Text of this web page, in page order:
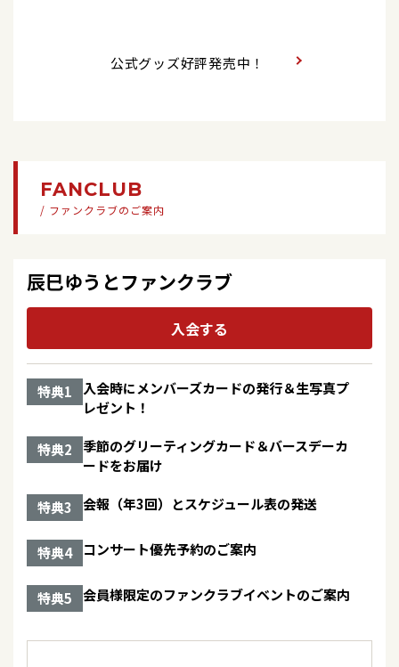
当日券・CDグッズ先行販売のお知らせ
2026/07/10 キャンペーン
7/13（月）辰巳ゆうとファンクラブ新規入会・お
2026/07/10 ラジオ
【ラジオ出演】7/26(日)21:00～ KBCラジオ「博多
祇園山笠 追い山笠前夜祭スペシャル おっしょい夏
祭りだ！！」ダイジェスト
2026/07/10 ラジオ
【ラジオ出演】7/14(火)13:00～ KBCラジオ「PAO
～N」※生放送
【テレビ出演】7/14(火)13:50～1 KBCテレビ「地元
「辰巳ゆうと」新グッズ情報!!! ＜辰巳ゆうとス
大阪府／フェスティバルホール＞
「うたなびMAX！！」南日本放送、TOKYOMXテレ
2026/07/14 ラジオ
2026/07/14 イベント
「博多祇園山笠 追い山笠前夜祭スペシャルおっし
2026/07/13
「辰巳ゆうとスペシャルコンサートツアー2026-
Transformation-」大阪府／フェスティバルホール
2026/07/13 テレビ
「うたなびMAX！！」奈良テレビ
2026/07/13
「うたなびMAX！！」チューリップテレビ
2026/07/13
テレビ東京「ミュージックブレイク」
誘われてエデン【Ｃタイプ】【Ｄタイプ】
2020/10/07
センチメンタル・ハート【Ｃタイプ】【Ｄタイ
プ】
2020/03/18 シングル
2019/12/25 アルバム
辰巳ゆうとファーストアルバム ~力いっぱい、歌い
ました！~
2019/08/21 シングル
おとこの純情【Ｃタイプ】【Ｄタイプ】
公式グッズ好評発売中！
FANCLUB
/ ファンクラブのご案内
辰巳ゆうとファンクラブ
入会する
特典1
入会時にメンバーズカードの発行＆生写真プ
レゼント！
特典2
季節のグリーティングカード＆バースデーカ
ードをお届け
特典3 会報（年3回）とスケジュール表の発送
特典4 コンサート優先予約のご案内
特典5 会員様限定のファンクラブイベントのご案内